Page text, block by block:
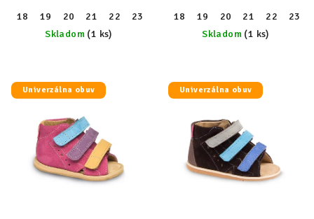
18 19 20 21 22 23 25 26 27 28 29
30
Skladom (1 ks)
18 19 20 21 22 23
Skladom (1 ks)
Univerzálna obuv Univerzálna obuv